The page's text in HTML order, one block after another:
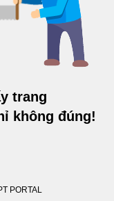
trang
không đúng!
PORTAL